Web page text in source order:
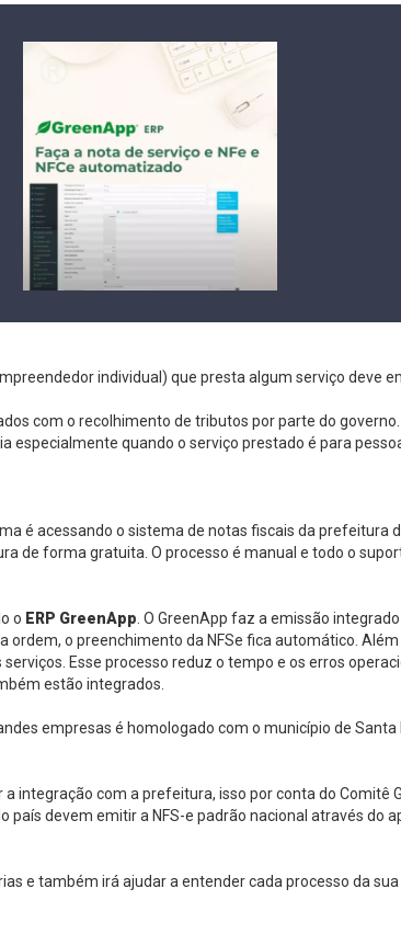
individual) que presta algum serviço deve
com o recolhimento de tributos por parte do
especialmente quando o serviço prestado é para
é acessando o sistema de notas fiscais da prefeitura
de forma gratuita. O processo é manual e todo o
o ERP GreenApp . O GreenApp faz a emissão
o preenchimento da NFSe fica automático.
Esse processo reduz o tempo e os erros
estão integrados.
empresas é homologado com o município de
integração com a prefeitura, isso por conta do Comitê
devem emitir a NFS-e padrão nacional através do
e também irá ajudar a entender cada processo da